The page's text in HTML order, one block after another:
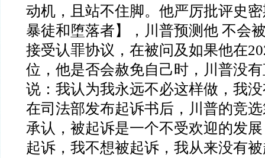
动机，且站不住脚。他严厉批评史
暴徒和堕落者】，川普预测他 不会
接受认罪协议，在被问及如果他在
位，他是否会赦免自己时，川普没
说：我认为我永远不必这样做，我
在司法部发布起诉书后，川普的竞
承认，被起诉是一个不受欢迎的发
起诉，我不想被起诉，我从来没有